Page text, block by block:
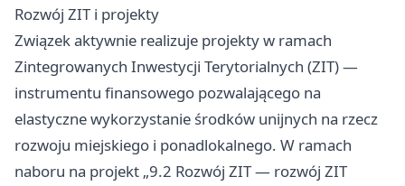
Rozwój ZIT i projekty
Związek aktywnie realizuje projekty w ramach
Zintegrowanych Inwestycji Terytorialnych (ZIT) —
instrumentu finansowego pozwalającego na
elastyczne wykorzystanie środków unijnych na rzecz
rozwoju miejskiego i ponadlokalnego. W ramach
naboru na projekt „9.2 Rozwój ZIT — rozwój ZIT